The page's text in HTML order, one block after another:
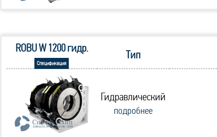
ROBU W 1200 гидр.
Спецификация
Тип
Гидравлический
подробнее